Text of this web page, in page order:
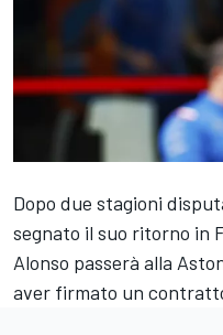
Dopo due stagioni
segnato il suo ritorno in
Alonso passerà alla
aver firmato un